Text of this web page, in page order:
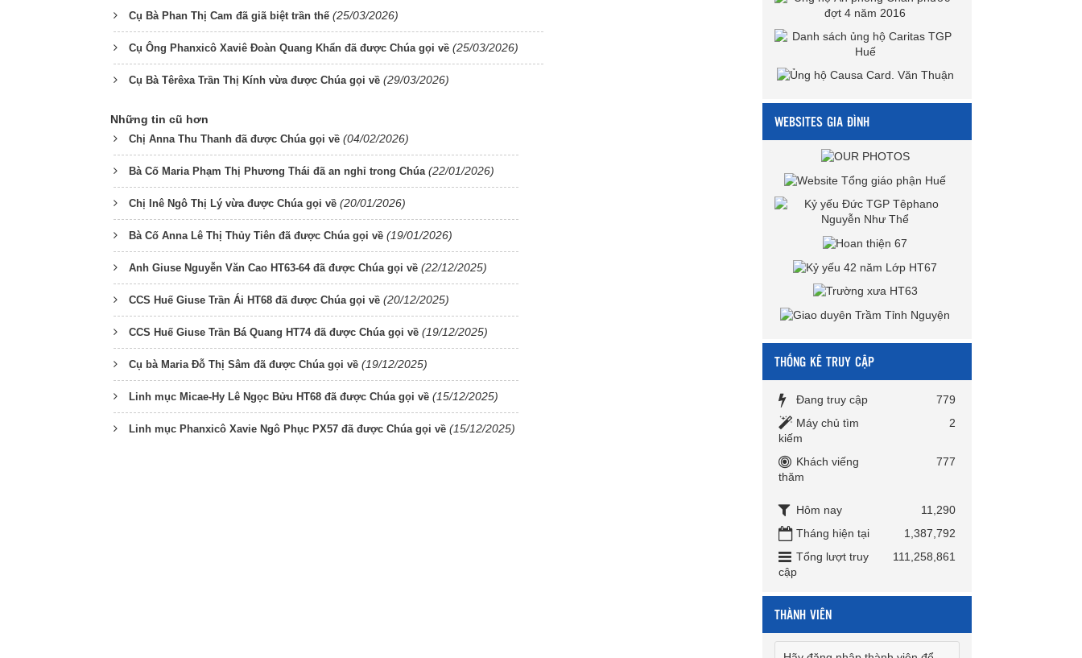
Cụ Bà Phan Thị Cam đã giã biệt trần thế (25/03/2026)
Cụ Ông Phanxicô Xaviê Đoàn Quang Khẩn đã được Chúa gọi về (25/03/2026)
Cụ Bà Têrêxa Trần Thị Kính vừa được Chúa gọi về (29/03/2026)
Những tin cũ hơn
Chị Anna Thu Thanh đã được Chúa gọi về (04/02/2026)
Bà Cố Maria Phạm Thị Phương Thái đã an nghỉ trong Chúa (22/01/2026)
Chị Inê Ngô Thị Lý vừa được Chúa gọi về (20/01/2026)
Bà Cố Anna Lê Thị Thủy Tiên đã được Chúa gọi về (19/01/2026)
Anh Giuse Nguyễn Văn Cao HT63-64 đã được Chúa gọi về (22/12/2025)
CCS Huế Giuse Trần Ái HT68 đã được Chúa gọi về (20/12/2025)
CCS Huế Giuse Trần Bá Quang HT74 đã được Chúa gọi về (19/12/2025)
Cụ bà Maria Đỗ Thị Sâm đã được Chúa gọi về (19/12/2025)
Linh mục Micae-Hy Lê Ngọc Bửu HT68 đã được Chúa gọi về (15/12/2025)
Linh mục Phanxicô Xavie Ngô Phục PX57 đã được Chúa gọi về (15/12/2025)
WEBSITES GIA ĐÌNH
THỐNG KÊ TRUY CẬP
Đang truy cập
779
Máy chủ tìm
kiếm
2
Khách viếng
thăm
777
Hôm nay
11,290
Tháng hiện tại
1,387,792
Tổng lượt truy
cập
111,258,861
THÀNH VIÊN